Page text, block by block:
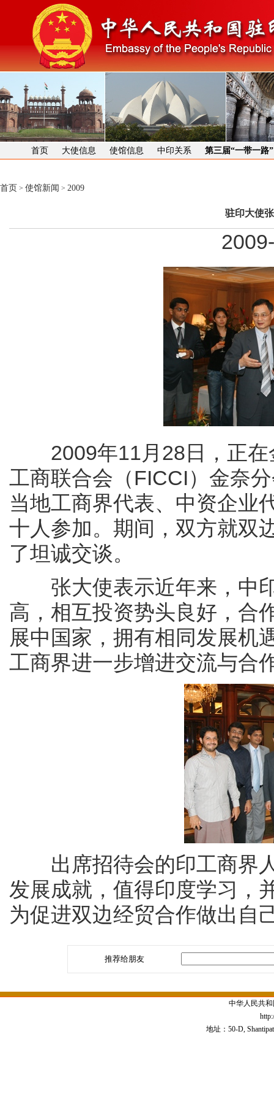
首页 大使信息 使馆信息 中印关系 第三届“一带一路
首页 > 使馆新闻 > 2009
驻印大使
2009年11月28日，正在
工商联合会（FICCI）金奈
当地工商界代表、中资企业
十人参加。期间，双方就双
了坦诚交谈。
张大使表示近年来，中印
高，相互投资势头良好，合
展中国家，拥有相同发展机
工商界进一步增进交流与合
出席招待会的印工商界人
发展成就，值得印度学习，
为促进双边经贸合作做出自
推荐给朋友
中华人民共
地址：50-D,